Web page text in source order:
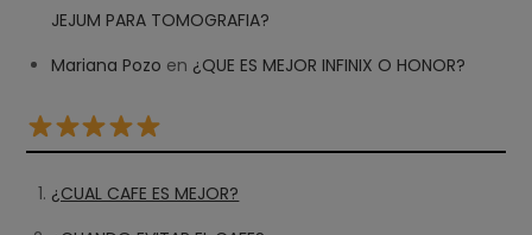
JEJUM PARA TOMOGRAFIA?
Mariana Pozo en ¿QUE ES MEJOR INFINIX O HONOR?
¿CUAL CAFE ES MEJOR?